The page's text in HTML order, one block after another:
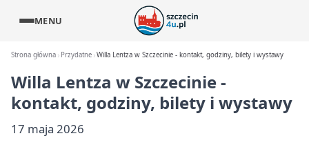
MENU
Strona główna Przydatne Willa Lentza w Szczecinie - kontakt, godziny, bilety i wystawy
Willa Lentza w Szczecinie -
kontakt, godziny, bilety i wystawy
17 maja 2026